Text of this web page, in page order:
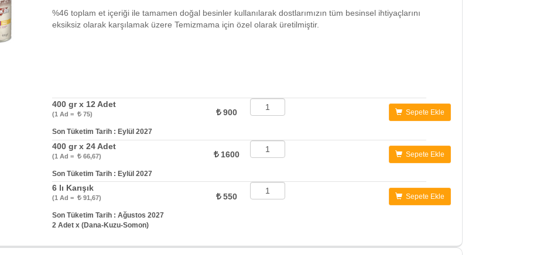
%46 toplam et içeriği ile tamamen doğal besinler kullanılarak dostlarımızın tüm besinsel ihtiyaçlarını
eksiksiz olarak karşılamak üzere Temizmama için özel olarak üretilmiştir.
400 gr x 12 Adet
(1 Ad = 75) 900 Sepete Ekle
Son Tüketim Tarih : Eylül 2027
400 gr x 24 Adet
(1 Ad = 66,67) 1600 Sepete Ekle
Son Tüketim Tarih : Eylül 2027
6 lı Karışık
(1 Ad = 91,67) 550 Sepete Ekle
Son Tüketim Tarih : Ağustos 2027
2 Adet x (Dana-Kuzu-Somon)